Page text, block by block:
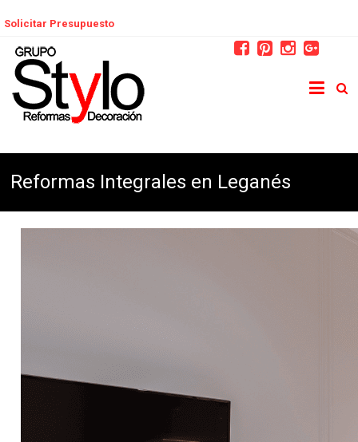
Solicitar Presupuesto
Reformas Integrales en Leganés